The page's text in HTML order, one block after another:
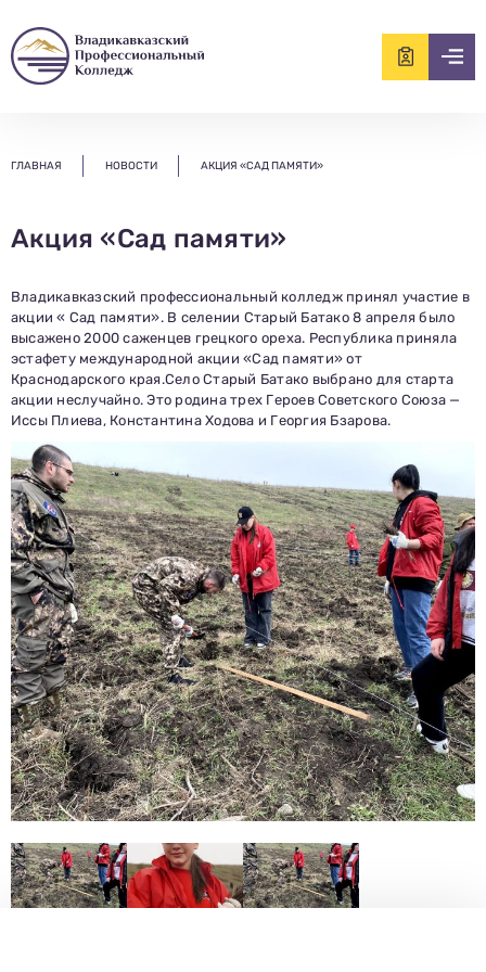
ГЛАВНАЯ НОВОСТИ АКЦИЯ «САД ПАМЯТИ»
Акция «Сад памяти»
Владикавказский профессиональный колледж принял участие в
акции « Сад памяти». В селении Старый Батако 8 апреля было
высажено 2000 саженцев грецкого ореха. Республика приняла
эстафету международной акции «Сад памяти» от
Краснодарского края.Село Старый Батако выбрано для старта
акции неслучайно. Это родина трех Героев Советского Союза —
Иссы Плиева, Константина Ходова и Георгия Бзарова.
Имя
Телефон
Почта
Отправить заявку
Нажимая кнопку «Отправить», я даю согласие на обработку моих персональных
данных в соответствии с Федеральным законом от 27.07.2006 № 152-ФЗ «О
персональных данных», на условиях и для целей, определенных вполитике в
отношении обработки персональных данных.
Заполни данные о себе и отправь заявку.
В течение 15-20 минут с вами свяжется специалист
приемной комиссии, ответит на все вопросы и поможет
подобрать интересующую программу обучения.
Подготовь документы для поступления: паспорт, аттестат,
СНИЛС — подать документы можно онлайн или очно.